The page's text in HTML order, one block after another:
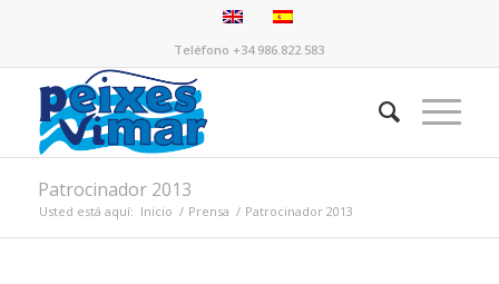
Teléfono +34 986.822.583
Patrocinador 2013
Usted está aquí: Inicio / Prensa / Patrocinador 2013